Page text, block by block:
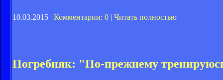
10.03.2015 | Комментарии: 0 | Читать полностью
Погребняк: "По-прежнему